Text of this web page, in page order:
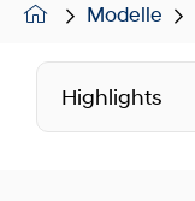
Modelle
Highlights